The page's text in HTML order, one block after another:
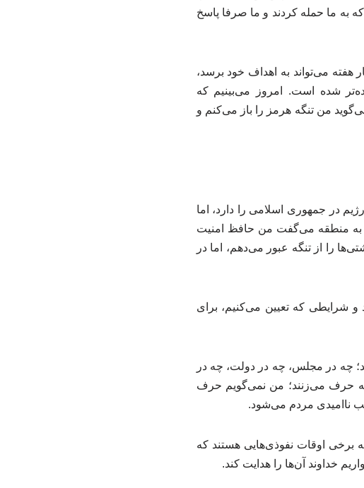
به ما حمله کردند و ما صرفا پاسخ
هفته می‌تواند به اهداف خود برسد،
شده است. امروز می‌بینیم که
من تنگه هرمز را باز می‌کنم و
در جمهوری اسلامی را دارد، اما
به منطقه می‌گفت من حافظ امنیت
را از تنگه عبور می‌دهم، اما در
شرایطی که تعیین می‌کنیم، برای
چه در مجلس، چه در دولت، چه در
حرف می‌زنند؛ من نمی‌گویم حرف
ناامیدی مردم می‌شود.
برخی اوقات نفوذی‌هایی هستند که
خداوند آن‌ها را هدایت کند.